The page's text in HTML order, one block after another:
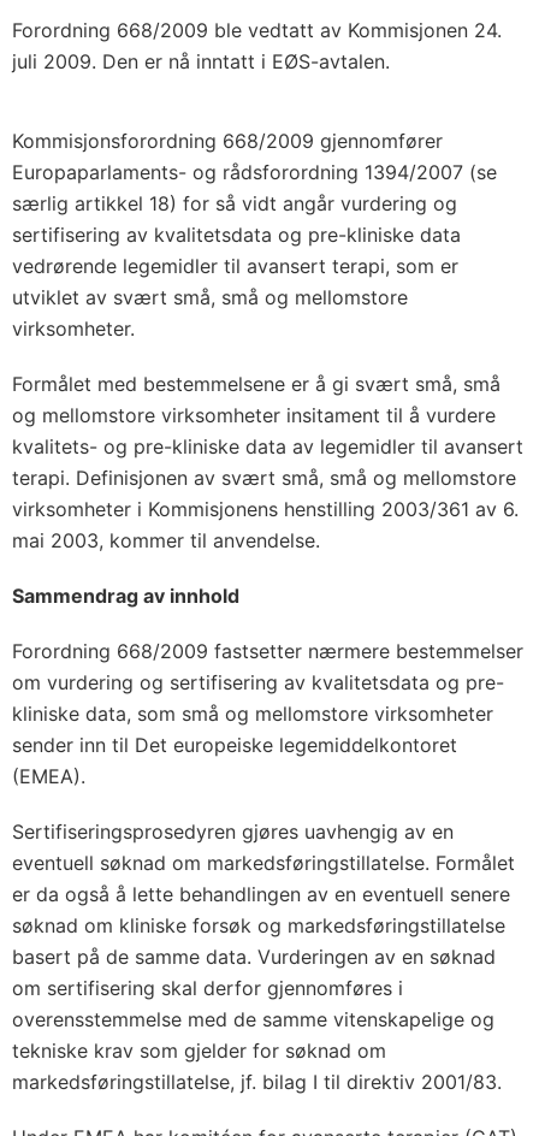
Forordning 668/2009 ble vedtatt av Kommisjonen 24.
juli 2009. Den er nå inntatt i EØS-avtalen.
Kommisjonsforordning 668/2009 gjennomfører
Europaparlaments- og rådsforordning 1394/2007 (se
særlig artikkel 18) for så vidt angår vurdering og
sertifisering av kvalitetsdata og pre-kliniske data
vedrørende legemidler til avansert terapi, som er
utviklet av svært små, små og mellomstore
virksomheter.
Formålet med bestemmelsene er å gi svært små, små
og mellomstore virksomheter insitament til å vurdere
kvalitets- og pre-kliniske data av legemidler til avansert
terapi. Definisjonen av svært små, små og mellomstore
virksomheter i Kommisjonens henstilling 2003/361 av 6.
mai 2003, kommer til anvendelse.
Sammendrag av innhold
Forordning 668/2009 fastsetter nærmere bestemmelser
om vurdering og sertifisering av kvalitetsdata og pre-
kliniske data, som små og mellomstore virksomheter
sender inn til Det europeiske legemiddelkontoret
(EMEA).
Sertifiseringsprosedyren gjøres uavhengig av en
eventuell søknad om markedsføringstillatelse. Formålet
er da også å lette behandlingen av en eventuell senere
søknad om kliniske forsøk og markedsføringstillatelse
basert på de samme data. Vurderingen av en søknad
om sertifisering skal derfor gjennomføres i
overensstemmelse med de samme vitenskapelige og
tekniske krav som gjelder for søknad om
markedsføringstillatelse, jf. bilag I til direktiv 2001/83.